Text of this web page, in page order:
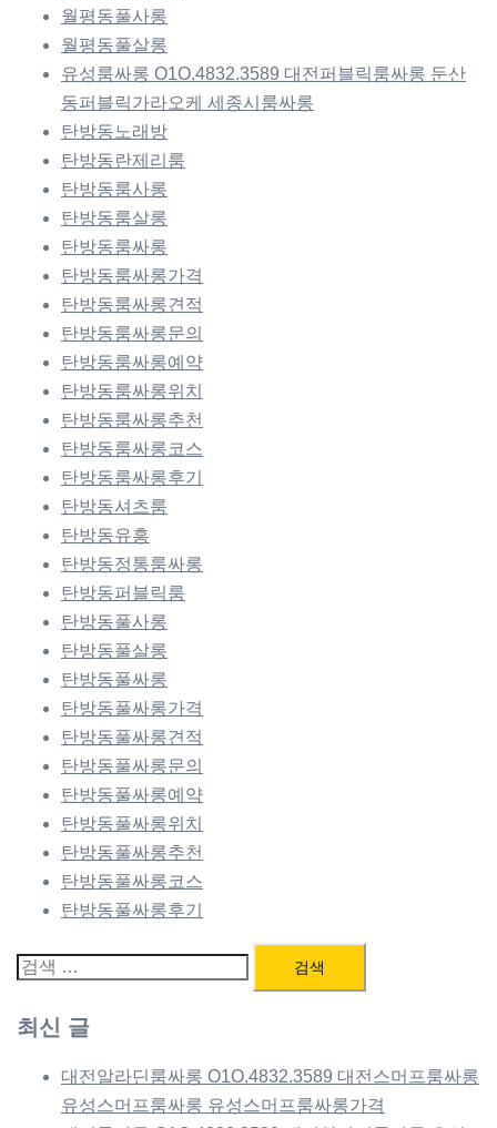
월평동풀사롱
월평동풀살롱
유성룸싸롱 O1O.4832.3589 대전퍼블릭룸싸롱 둔산
동퍼블릭가라오케 세종시룸싸롱
탄방동노래방
탄방동란제리룸
탄방동룸사롱
탄방동룸살롱
탄방동룸싸롱
탄방동룸싸롱가격
탄방동룸싸롱견적
탄방동룸싸롱문의
탄방동룸싸롱예약
탄방동룸싸롱위치
탄방동룸싸롱추천
탄방동룸싸롱코스
탄방동룸싸롱후기
탄방동셔츠룸
탄방동유흥
탄방동정통룸싸롱
탄방동퍼블릭룸
탄방동풀사롱
탄방동풀살롱
탄방동풀싸롱
탄방동풀싸롱가격
탄방동풀싸롱견적
탄방동풀싸롱문의
탄방동풀싸롱예약
탄방동풀싸롱위치
탄방동풀싸롱추천
탄방동풀싸롱코스
탄방동풀싸롱후기
검
최신 글
대전알라딘룸싸롱 O1O.4832.3589 대전스머프룸싸롱
유성스머프룸싸롱 유성스머프룸싸롱가격